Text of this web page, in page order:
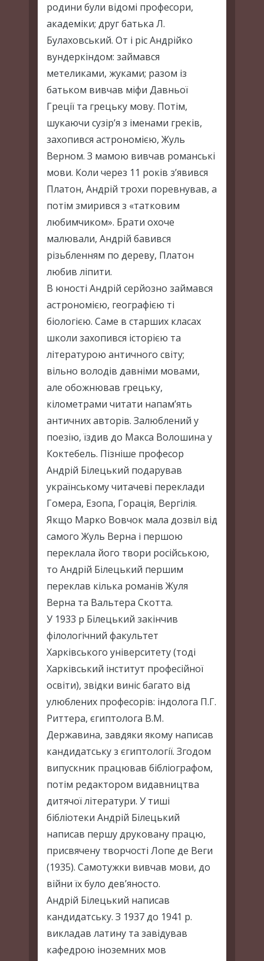
родини були відомі професори,
академіки; друг батька Л.
Булаховський. От і ріс Андрійко
вундеркіндом: займався
метеликами, жуками; разом із
батьком вивчав міфи Давньої
Греції та грецьку мову. Потім,
шукаючи сузір’я з іменами греків,
захопився астрономією, Жуль
Верном. З мамою вивчав романські
мови. Коли через 11 років з’явився
Платон, Андрій трохи поревнував, а
потім змирився з «татковим
любимчиком». Брати охоче
малювали, Андрій бавився
різьбленням по дереву, Платон
любив ліпити.
В юності Андрій серйозно займався
астрономією, географією ті
біологією. Саме в старших класах
школи захопився історією та
літературою античного світу;
вільно володів давніми мовами,
але обожнював грецьку,
кілометрами читати напам’ять
античних авторів. Залюблений у
поезію, їздив до Макса Волошина у
Коктебель. Пізніше професор
Андрій Білецький подарував
українському читачеві переклади
Гомера, Езопа, Горація, Вергілія.
Якщо Марко Вовчок мала дозвіл від
самого Жуль Верна і першою
переклала його твори російською,
то Андрій Білецький першим
переклав кілька романів Жуля
Верна та Вальтера Скотта.
У 1933 р Білецький закінчив
філологічний факультет
Харківського університету (тоді
Харківський інститут професійної
освіти), звідки виніс багато від
улюблених професорів: індолога П.Г.
Риттера, єгиптолога В.М.
Державина, завдяки якому написав
кандидатську з єгиптології. Згодом
випускник працював бібліографом,
потім редактором видавництва
дитячої літератури. У тиші
бібліотеки Андрій Білецький
написав першу друковану працю,
присвячену творчості Лопе де Веги
(1935). Самотужки вивчав мови, до
війни їх було дев’яносто.
Андрій Білецький написав
кандидатську. З 1937 до 1941 р.
викладав латину та завідував
кафедрою іноземних мов